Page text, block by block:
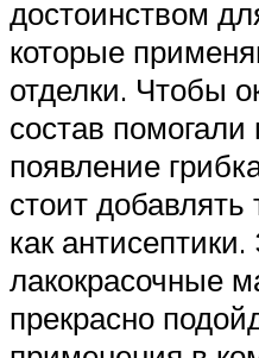
достоинством
которые
отделки. Чтобы
состав помогали
появление
стоит
как
лакокрасочные
прекрасно